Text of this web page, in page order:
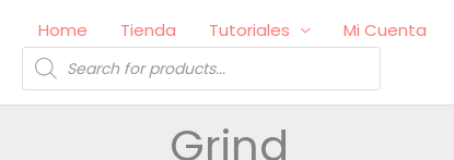
Home Tienda Tutoriales Mi Cuenta
Búsqueda
de
productos
Grind